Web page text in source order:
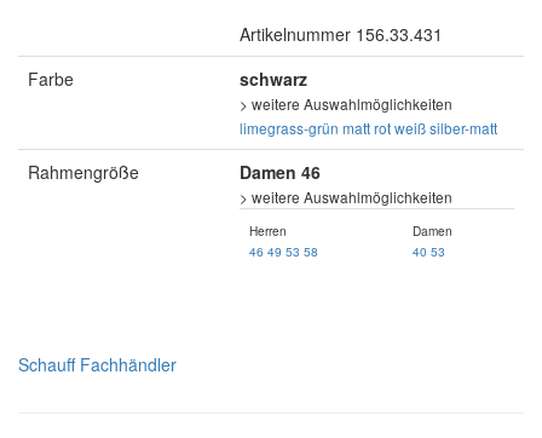
Artikelnummer 156.33.431
Farbe
schwarz
> weitere Auswahlmöglichkeiten
limegrass-grün mattrotweißsilber-matt
Rahmengröße Damen 46
> weitere Auswahlmöglichkeiten
Herren
46 49 53 58
Damen
40 53
Schauff Fachhändler